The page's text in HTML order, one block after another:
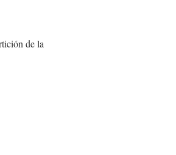
de la